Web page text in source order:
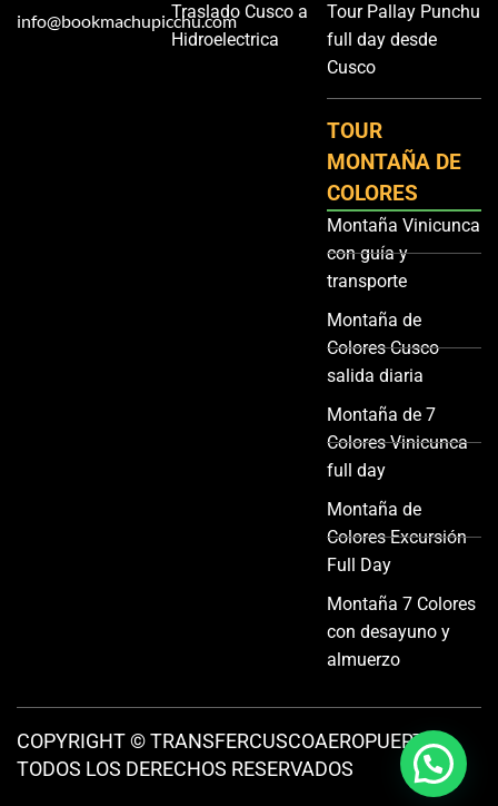
info@bookmachupicchu.comTraslado Cusco a
Hidroelectrica
Tour Pallay Punchu
full day desde
Cusco
TOUR
MONTAÑA DE
COLORES
Montaña Vinicunca
con guía y
transporte
Montaña de
Colores Cusco
salida diaria
Montaña de 7
Colores Vinicunca
full day
Montaña de
Colores Excursión
Full Day
Montaña 7 Colores
con desayuno y
almuerzo
COPYRIGHT © TRANSFERCUSCOAEROPUERTO -
TODOS LOS DERECHOS RESERVADOS